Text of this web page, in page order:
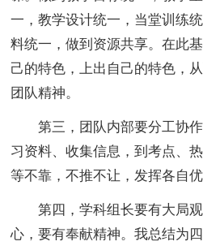
一，教学设计统一，当堂训练
料统一，做到资源共享。在此
己的特色，上出自己的特色，
团队精神。
第三，团队内部要分工协作
习资料、收集信息，到考点、
等不靠，不推不让，发挥各自
第四，学科组长要有大局观
心，要有奉献精神。我总结为